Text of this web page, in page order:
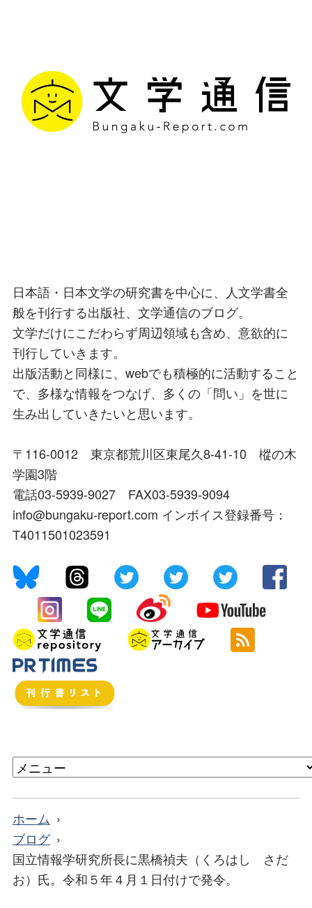
日本語・日本文学の研究書を中心に、人文学書全
般を刊行する出版社、文学通信のブログ。
文学だけにこだわらず周辺領域も含め、意欲的に
刊行していきます。
出版活動と同様に、webでも積極的に活動すること
で、多様な情報をつなげ、多くの「問い」を世に
生み出していきたいと思います。
〒116-0012 東京都荒川区東尾久8-41-10 樅の木
学園3階
電話03-5939-9027 FAX03-5939-9094
info@bungaku-report.com インボイス登録番号：
T4011501023591
ホーム
ブログ
国立情報学研究所長に黒橋禎夫（くろはし さだ
お）氏。令和５年４月１日付けで発令。